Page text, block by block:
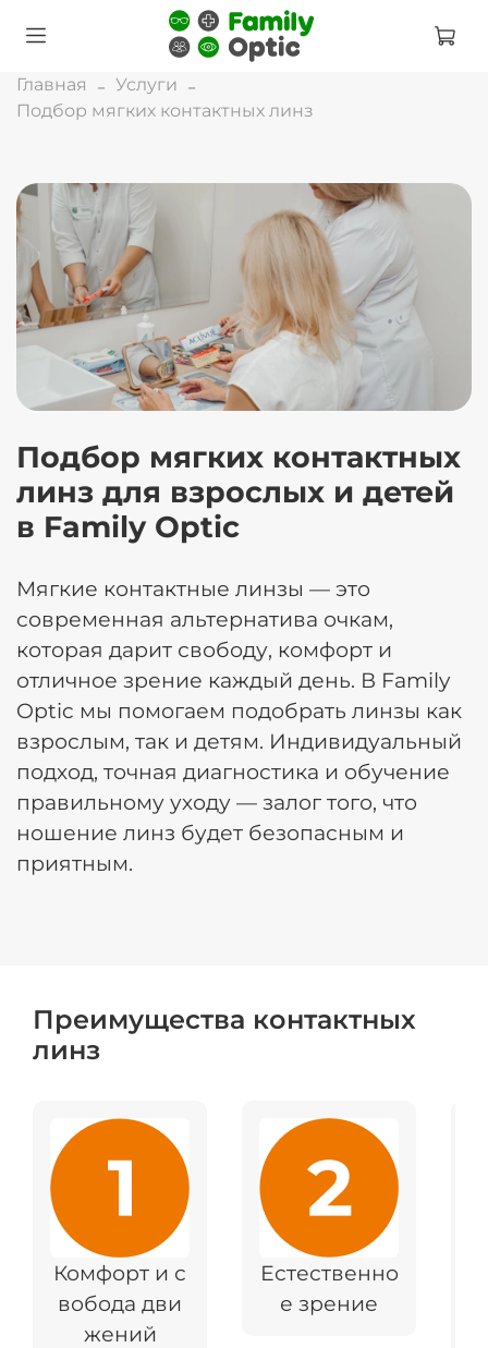
Главная
Услуги
Подбор мягких контактных линз
Подбор мягких контактных
линз для взрослых и детей
в Family Optic
Мягкие контактные линзы — это
современная альтернатива очкам,
которая дарит свободу, комфорт и
отличное зрение каждый день. В Family
Optic мы помогаем подобрать линзы как
взрослым, так и детям. Индивидуальный
подход, точная диагностика и обучение
правильному уходу — залог того, что
ношение линз будет безопасным и
приятным.
Преимущества контактных
линз
Комфорт и с
вобода дви
жений
Естественно
е зрение